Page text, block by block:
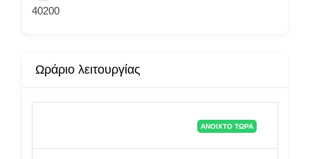
40200
Ωράριο λειτουργίας
ΑΝΟΙΧΤΌ ΤΏΡΑ